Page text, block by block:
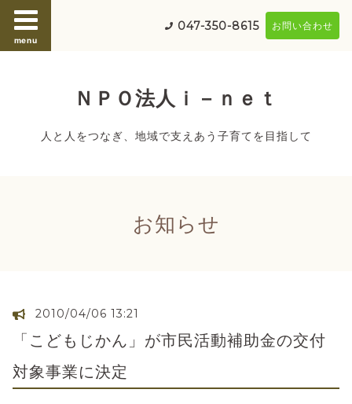
menu
047-350-8615 お問い合わせ
ＮＰＯ法人ｉ－ｎｅｔ
人と人をつなぎ、地域で支えあう子育てを目指して
お知らせ
2010/04/06 13:21
「こどもじかん」が市民活動補助金の交付
対象事業に決定